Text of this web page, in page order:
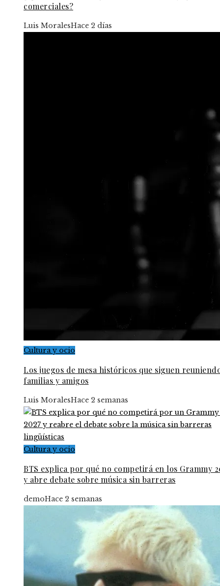
comerciales?
Luis MoralesHace 2 días
Cultura y ocio
Los juegos de mesa históricos que siguen
familias y amigos
Luis MoralesHace 2 semanas
Cultura y ocio
BTS explica por qué no competirá en los Grammy
y abre debate sobre música sin barreras
demoHace 2 semanas